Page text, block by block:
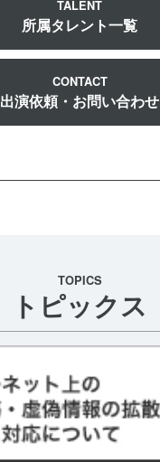
TALENT
所属タレント一覧
CONTACT
出演依頼・お問い合わせ
TOPICS
トピックス